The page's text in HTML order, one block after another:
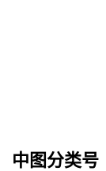
中图分类号